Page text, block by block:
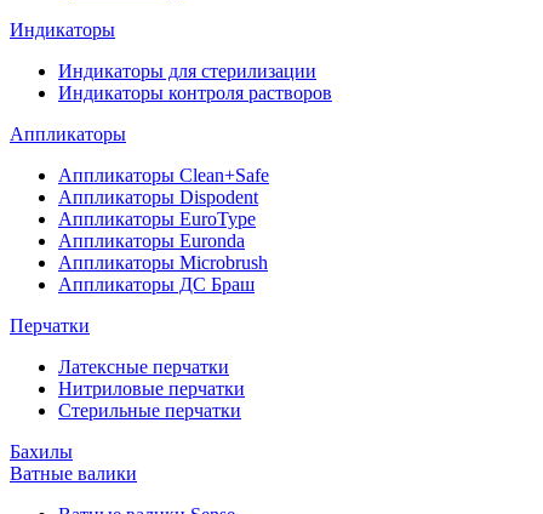
Индикаторы
Индикаторы для стерилизации
Индикаторы контроля растворов
Аппликаторы
Аппликаторы Clean+Safe
Аппликаторы Dispodent
Аппликаторы EuroType
Аппликаторы Euronda
Аппликаторы Microbrush
Аппликаторы ДС Браш
Перчатки
Латексные перчатки
Нитриловые перчатки
Стерильные перчатки
Бахилы
Ватные валики